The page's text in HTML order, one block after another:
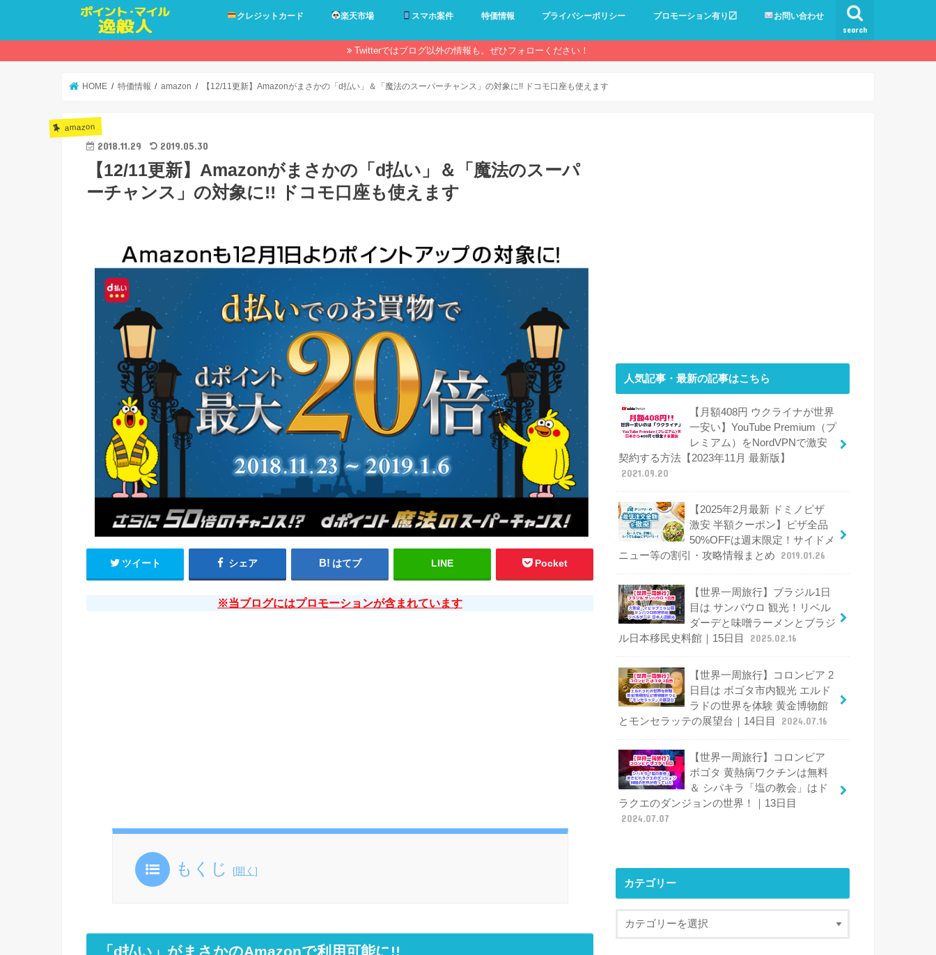
search
クレジットカード 楽天市場 スマホ案件 特価情報 プライバシーポリシー プロモーション有り〼 お問い合わせ
Twitterではブログ以外の情報も。ぜひフォローください！
HOME 特価情報 amazon 【12/11更新】Amazonがまさかの「d払い」＆「魔法のスーパーチャンス」の対象に!! ドコモ口座も使えます
amazon
2018.11.29 2019.05.30
【12/11更新】Amazonがまさかの「d払い」＆「魔法のスーパ
ーチャンス」の対象に!! ドコモ口座も使えます
ツイート シェア はてブ LINE Pocket
※当ブログにはプロモーションが含まれています
もくじ [開く ]
「d払い」がまさかのAmazonで利用可能に!!
人気記事・最新の記事はこちら
【月額408円 ウクライナが世界
一安い】YouTube Premium（プ
レミアム）をNordVPNで激安
契約する方法【2023年11月 最新版】
2021.09.20
【2025年2月最新 ドミノピザ
激安 半額クーポン】ピザ全品
50%OFFは週末限定！サイドメ
ニュー等の割引・攻略情報まとめ
2019.01.26
【世界一周旅行】ブラジル1日
目は サンパウロ 観光！リベル
ダーデと味噌ラーメンとブラジ
ル日本移民史料館｜15日目
2025.02.16
【世界一周旅行】コロンビア 2
日目は ボゴタ市内観光 エルド
ラドの世界を体験 黄金博物館
とモンセラッテの展望台｜14日目
2024.07.16
【世界一周旅行】コロンビア
ボゴタ 黄熱病ワクチンは無料
＆ シパキラ「塩の教会」はド
ラクエのダンジョンの世界！｜13日目
2024.07.07
カテゴリー